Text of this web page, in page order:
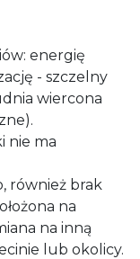
energię
- szczelny
wiercona
nie ma
również brak
na
na inną
lub okolicy.